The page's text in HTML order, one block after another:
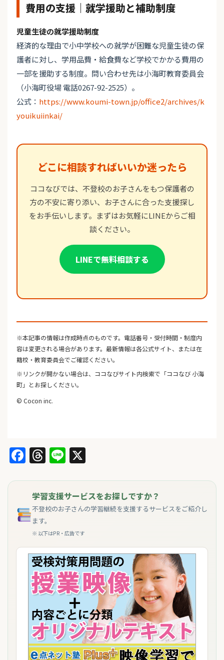
費用の支援｜就学援助と補助制度
児童生徒の就学援助制度
経済的な理由で小中学校への就学が困難な児童生徒の保
護者に対し、学用品費・給食費など学校でかかる費用の
一部を援助する制度。問い合わせ先は小海町教育委員会
（小海町役場 電話0267-92-2525）。
公式： https://www.koumi-town.jp/office2/archives/k
youikuiinkai/
どこに相談すればいいか迷ったら
ココなびでは、不登校のお子さんをもつ保護者の
方の不安に寄り添い、お子さんに合った支援探し
をお手伝いします。まずはお気軽にLINEからご相
談ください。
LINEで無料相談する
※本記事の情報は作成時点のものです。電話番号・受付時間・制度内
容は変更される場合があります。最新情報は各公式サイト、または在
籍校・教育委員会でご確認ください。
※リンクが開かない場合は、ココなびサイト内検索で「ココなび 小海
町」とお探しください。
© Cocon inc.
Facebook
Threads
Line
学習支援サービスをお探しですか？
不登校のお子さんの学習継続を支援するサービスをご紹介し
ます。
※ 以下はPR・広告です